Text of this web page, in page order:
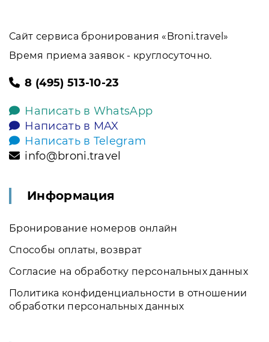
Сайт сервиса бронирования «Broni.travel»
Время приема заявок - круглосуточно.
8 (495) 513-10-23
Написать в WhatsApp
Написать в MAX
Написать в Telegram
info@broni.travel
Информация
Бронирование номеров онлайн
Способы оплаты, возврат
Согласие на обработку персональных данных
Политика конфиденциальности в отношении
обработки персональных данных